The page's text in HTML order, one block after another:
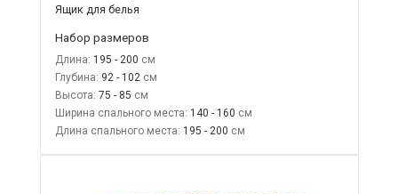
Ящик для белья
Набор размеров
Длина: 195 - 200
Глубина: 92 - 102
Высота: 75 - 85
Ширина спального места: 140 - 160
Длина спального места: 195 - 200